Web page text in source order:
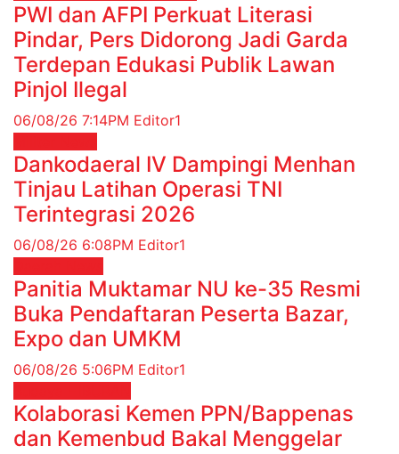
PWI dan AFPI Perkuat Literasi
Pindar, Pers Didorong Jadi Garda
Terdepan Edukasi Publik Lawan
Pinjol Ilegal
06/08/26 7:14PM Editor1
Dankodaeral IV Dampingi Menhan
Tinjau Latihan Operasi TNI
Terintegrasi 2026
06/08/26 6:08PM Editor1
Panitia Muktamar NU ke-35 Resmi
Buka Pendaftaran Peserta Bazar,
Expo dan UMKM
06/08/26 5:06PM Editor1
Kolaborasi Kemen PPN/Bappenas
dan Kemenbud Bakal Menggelar